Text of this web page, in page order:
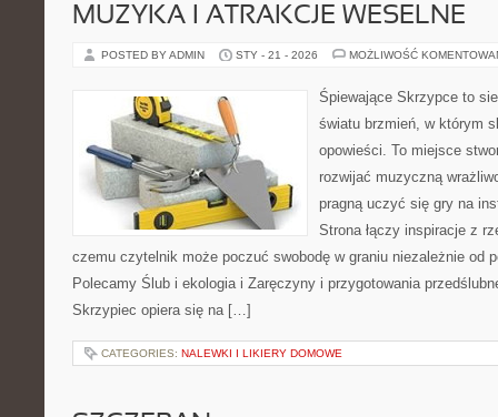
MUZYKA I ATRAKCJE WESELNE
POSTED BY ADMIN STY - 21 - 2026 MOŻLIWOŚĆ
Śpiewające Skrzypce to
światu brzmień, w którym
opowieści. To miejsce
rozwijać muzyczną
pragną uczyć się gry na
Strona łączy inspiracje z
czemu czytelnik może poczuć swobodę w graniu niezależnie od
Polecamy Ślub i ekologia i Zaręczyny i przygotowania
Skrzypiec opiera się na […]
CATEGORIES: NALEWKI I LIKIERY DOMOWE